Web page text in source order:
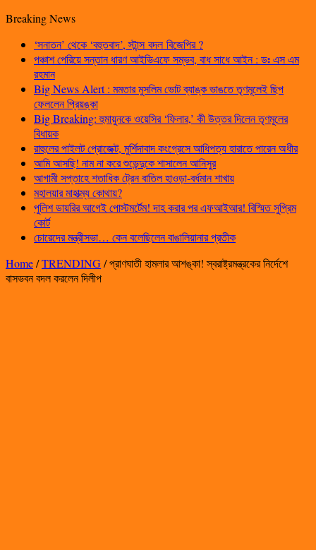
Breaking News
‘সনাতন’ থেকে ‘বহুতবাদ’, স্টান্স বদল বিজেপির ?
পঞ্চাশ পেরিয়ে সন্তান ধারণ আইভিএফে সম্ভব, বাধ সাধে আইন : ডঃ এস এম
রহমান
Big News Alert : মমতার মুসলিম ভোট ব্যাঙ্ক ভাঙতে তৃণমূলেই ছিপ
ফেললেন প্রিয়ঙ্কা
Big Breaking: হুমায়ুনকে ওয়েসির ‘ফিলার,’ কী উত্তর দিলেন তৃণমূলের
বিধায়ক
রাহুলের পাইলট প্রোজেক্ট, মুর্শিদাবাদ কংগ্রেসে আধিপত্য হারাতে পারেন অধীর
আমি আসছি! নাম না করে শুভেন্দুকে শাসালেন আনিসুর
আগামী সপ্তাহে শতাধিক ট্রেন বাতিল হাওড়া-বর্ধমান শাখায়
মহালয়ার মাহাত্ম্য কোথায়?
পুলিশ ডায়রির আগেই পোস্টমর্টেম! দাহ করার পর এফআইআর! বিস্মিত সুপ্রিম
কোর্ট
চোরেদের মন্ত্রীসভা… কেন বলেছিলেন বাঙালিয়ানার প্রতীক
Home/TRENDING/প্রাণঘাতী হামলার আশঙ্কা! স্বরাষ্ট্রমন্ত্রকের নির্দেশে
বাসভবন বদল করলেন দিলীপ